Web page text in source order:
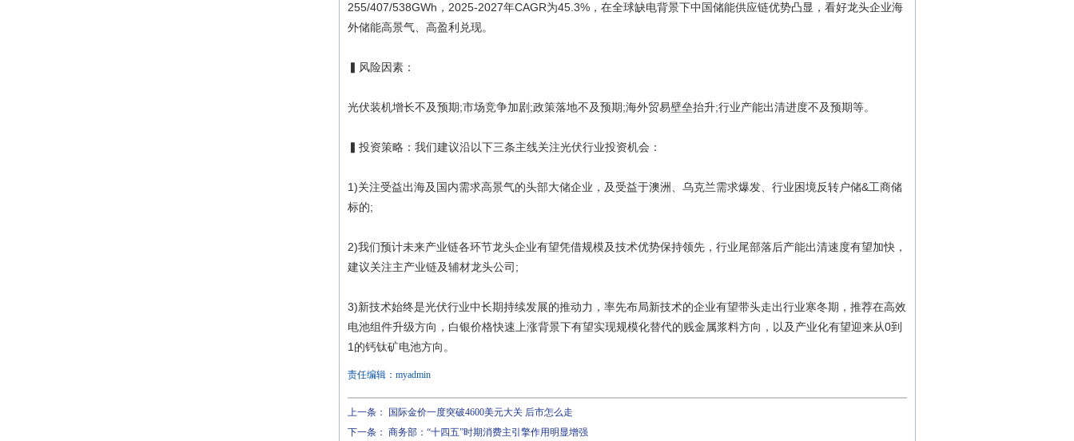
255/407/538GWh，2025-2027年CAGR为45.3%，在全球缺电背景下中国储能供应链优势凸显，看好龙头企业海
外储能高景气、高盈利兑现。
▍风险因素：
光伏装机增长不及预期;市场竞争加剧;政策落地不及预期;海外贸易壁垒抬升;行业产能出清进度不及预期等。
▍投资策略：我们建议沿以下三条主线关注光伏行业投资机会：
1)关注受益出海及国内需求高景气的头部大储企业，及受益于澳洲、乌克兰需求爆发、行业困境反转户储&工商储
标的;
2)我们预计未来产业链各环节龙头企业有望凭借规模及技术优势保持领先，行业尾部落后产能出清速度有望加快，
建议关注主产业链及辅材龙头公司;
3)新技术始终是光伏行业中长期持续发展的推动力，率先布局新技术的企业有望带头走出行业寒冬期，推荐在高效
电池组件升级方向，白银价格快速上涨背景下有望实现规模化替代的贱金属浆料方向，以及产业化有望迎来从0到
1的钙钛矿电池方向。
责任编辑：myadmin
上一条：
国际金价一度突破4600美元大关 后市怎么走
下一条： 商务部：“十四五”时期消费主引擎作用明显增强